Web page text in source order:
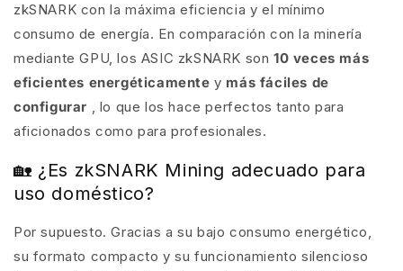
zkSNARK con la máxima eficiencia y el mínimo
consumo de energía. En comparación con la minería
mediante GPU, los ASIC zkSNARK son10 veces más
eficientes energéticamente y más fáciles de
configurar , lo que los hace perfectos tanto para
aficionados como para profesionales.
🏡 ¿Es zkSNARK Mining adecuado para
uso doméstico?
Por supuesto. Gracias a su bajo consumo energético,
su formato compacto y su funcionamiento silencioso